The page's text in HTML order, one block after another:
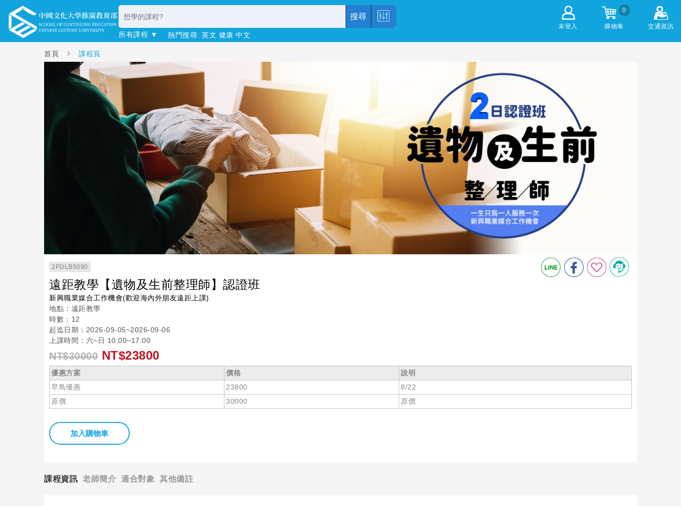
未登入
0
購物車 交通資訊
搜尋
所有課程 ▼ 熱門搜尋: 英文 健康 中文
首頁 課程頁
2PDLB5090
遠距教學【遺物及生前整理師】認證班
新興職業媒合工作機會(歡迎海內外朋友遠距上課)
地點：遠距教學
時數：12
起迄日期：2026-09-05~2026-09-06
上課時間：六~日 10:00~17:00
NT$30000 NT$23800
優惠方案 價格
說明
早鳥優惠
23800
8/22
原價
30000 原價
加入購物車
課程資訊 老師簡介 適合對象 其他備註